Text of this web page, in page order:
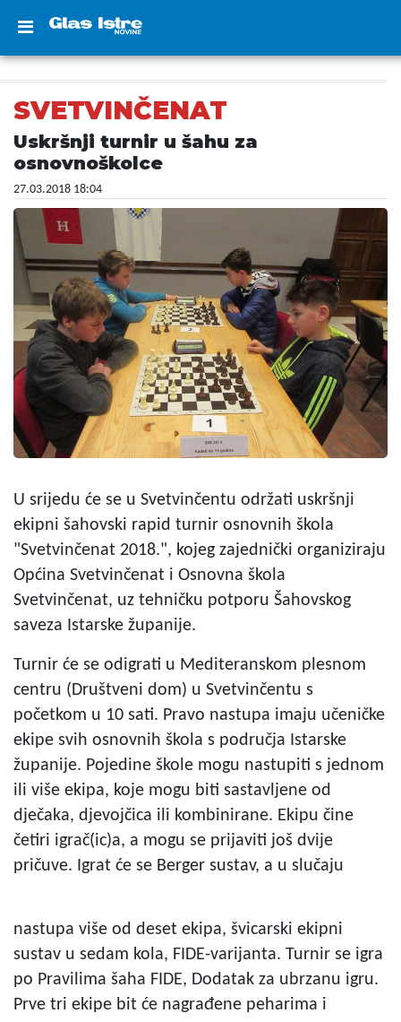
SVETVINČENAT
Uskršnji turnir u šahu za
osnovnoškolce
27.03.2018 18:04
U srijedu će se u Svetvinčentu održati uskršnji
ekipni šahovski rapid turnir osnovnih škola
"Svetvinčenat 2018.", kojeg zajednički organiziraju
Općina Svetvinčenat i Osnovna škola
Svetvinčenat, uz tehničku potporu Šahovskog
saveza Istarske županije.
Turnir će se odigrati u Mediteranskom plesnom
centru (Društveni dom) u Svetvinčentu s
početkom u 10 sati. Pravo nastupa imaju učeničke
ekipe svih osnovnih škola s područja Istarske
županije. Pojedine škole mogu nastupiti s jednom
ili više ekipa, koje mogu biti sastavljene od
dječaka, djevojčica ili kombinirane. Ekipu čine
četiri igrač(ic)a, a mogu se prijaviti još dvije
pričuve. Igrat će se Berger sustav, a u slučaju
nastupa više od deset ekipa, švicarski ekipni
sustav u sedam kola, FIDE-varijanta. Turnir se igra
po Pravilima šaha FIDE, Dodatak za ubrzanu igru.
Prve tri ekipe bit će nagrađene peharima i